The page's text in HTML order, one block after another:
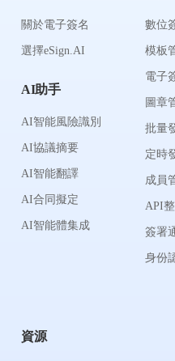
關於電子簽名
選擇eSign.AI
AI助手
AI智能風險識別
AI協議摘要
AI智能翻譯
AI合同擬定
AI智能體集成
數位
模板
電子
圖章
批量
定時
成員
API
簽署
身份
資源